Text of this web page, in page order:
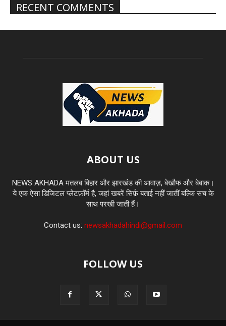
RECENT COMMENTS
ABOUT US
NEWS AKHADA मतलब बिहार और झारखंड की आवाज़, बेखौफ और बेबाक।
ये एक ऐसा डिजिटल प्लेटफ़ॉर्म है, जहां खबरें सिर्फ़ बताई नहीं जातीं बल्कि सच के
साथ परखी जाती हैं।
Contact us: newsakhadahindi@gmail.com
FOLLOW US